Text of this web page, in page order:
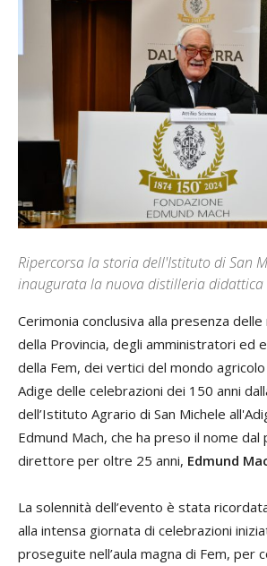
Ripercorsa la storia dell'Istituto di San
inaugurata la nuova distilleria didattica
Cerimonia conclusiva alla presenza
della Provincia, degli amministratori ed
della Fem, dei vertici del mondo
Adige delle celebrazioni dei 150 anni
dell’Istituto Agrario di San Michele
Edmund Mach, che ha preso il nome dal
direttore per oltre 25 anni, Edmund
La solennità dell’evento è stata
alla intensa giornata di celebrazioni
proseguite nell’aula magna di Fem, per